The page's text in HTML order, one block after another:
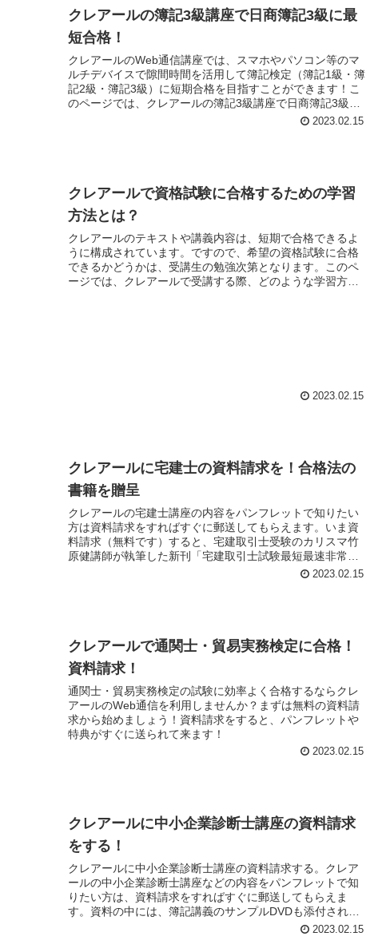
クレアールの簿記3級講座で日商簿記3級に最
短合格！
クレアールのWeb通信講座では、スマホやパソコン等のマ
ルチデバイスで隙間時間を活用して簿記検定（簿記1級・簿
記2級・簿記3級）に短期合格を目指すことができます！こ
のページでは、クレアールの簿記3級講座で日商簿記3級に
最短30時間の受講で合格する方法について説明してありま
2023.02.15
クレアールで資格試験に合格するための学習
方法とは？
クレアールのテキストや講義内容は、短期で合格できるよ
うに構成されています。ですので、希望の資格試験に合格
できるかどうかは、受講生の勉強次第となります。このペ
ージでは、クレアールで受講する際、どのような学習方法
2023.02.15
クレアールに宅建士の資料請求を！合格法の
書籍を贈呈
クレアールの宅建士講座の内容をパンフレットで知りたい
方は資料請求をすればすぐに郵送してもらえます。いま資
料請求（無料です）すると、宅建取引士受験のカリスマ竹
原健講師が執筆した新刊「宅建取引士試験最短最速非常識
2023.02.15
クレアールで通関士・貿易実務検定に合格！
資料請求！
通関士・貿易実務検定の試験に効率よく合格するならクレ
アールのWeb通信を利用しませんか？まずは無料の資料請
求から始めましょう！資料請求をすると、パンフレットや
特典がすぐに送られて来ます！
2023.02.15
クレアールに中小企業診断士講座の資料請求
をする！
クレアールに中小企業診断士講座の資料請求する。クレア
ールの中小企業診断士講座などの内容をパンフレットで知
りたい方は、資料請求をすればすぐに郵送してもらえま
す。資料の中には、簿記講義のサンプルDVDも添付されて
2023.02.15